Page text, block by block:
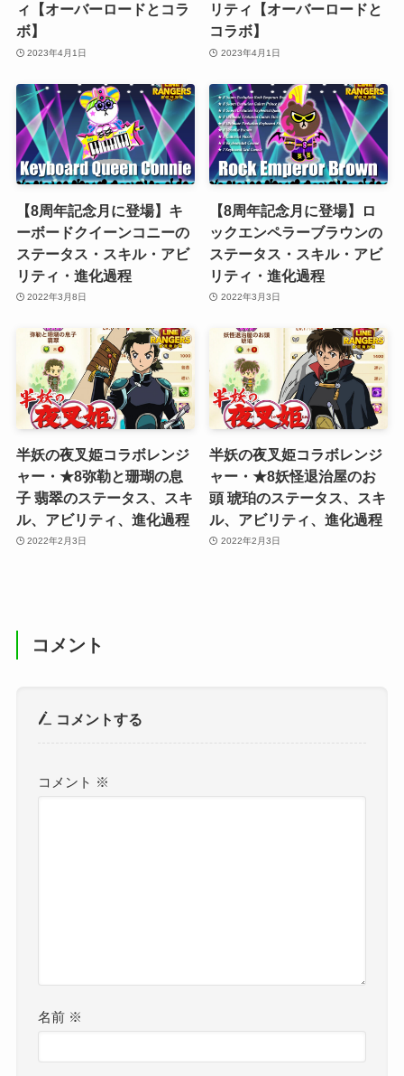
ィ【オーバーロードとコラ
ボ】
2023年4月1日
リティ【オーバーロードと
コラボ】
2023年4月1日
【8周年記念月に登場】キ
ーボードクイーンコニーの
ステータス・スキル・アビ
リティ・進化過程
2022年3月8日
【8周年記念月に登場】ロ
ックエンペラーブラウンの
ステータス・スキル・アビ
リティ・進化過程
2022年3月3日
半妖の夜叉姫コラボレンジ
ャー・★8弥勒と珊瑚の息
子 翡翠のステータス、スキ
ル、アビリティ、進化過程
2022年2月3日
半妖の夜叉姫コラボレンジ
ャー・★8妖怪退治屋のお
頭 琥珀のステータス、スキ
ル、アビリティ、進化過程
2022年2月3日
コメント
コメントする
コメント ※
名前 ※